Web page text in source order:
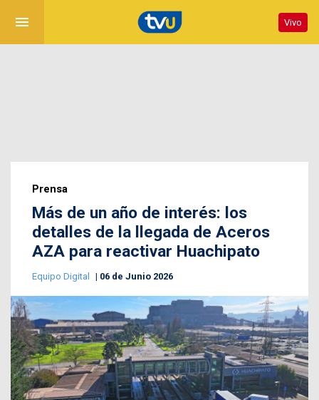
menu Vivo
Prensa
Más de un año de interés: los
detalles de la llegada de Aceros
AZA para reactivar Huachipato
Equipo Digital 06 de Junio 2026